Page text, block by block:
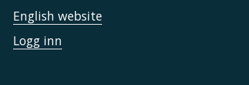
English website
Logg inn